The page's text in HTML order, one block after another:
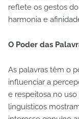
reflete os gestos
harmonia e
O Poder das
As palavras têm o
influenciar a
e respeitosa no
linguísticos